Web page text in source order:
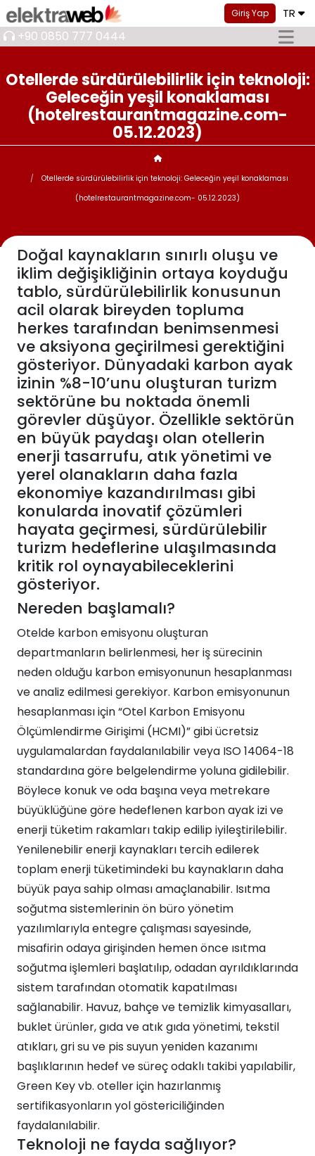
Giriş Yap TR
+90 0850 777 0444
Otellerde sürdürülebilirlik için teknoloji:
Geleceğin yeşil konaklaması
(hotelrestaurantmagazine.com-
05.12.2023)
Otellerde sürdürülebilirlik için teknoloji: Geleceğin yeşil konaklaması
(hotelrestaurantmagazine.com- 05.12.2023)
Doğal kaynakların sınırlı oluşu ve
iklim değişikliğinin ortaya koyduğu
tablo, sürdürülebilirlik konusunun
acil olarak bireyden topluma
herkes tarafından benimsenmesi
ve aksiyona geçirilmesi gerektiğini
gösteriyor. Dünyadaki karbon ayak
izinin %8-10’unu oluşturan turizm
sektörüne bu noktada önemli
görevler düşüyor. Özellikle sektörün
en büyük paydaşı olan otellerin
enerji tasarrufu, atık yönetimi ve
yerel olanakların daha fazla
ekonomiye kazandırılması gibi
konularda inovatif çözümleri
hayata geçirmesi, sürdürülebilir
turizm hedeflerine ulaşılmasında
kritik rol oynayabileceklerini
gösteriyor.
Nereden başlamalı?
Otelde karbon emisyonu oluşturan
departmanların belirlenmesi, her iş sürecinin
neden olduğu karbon emisyonunun hesaplanması
ve analiz edilmesi gerekiyor. Karbon emisyonunun
hesaplanması için “Otel Karbon Emisyonu
Ölçümlendirme Girişimi (HCMI)” gibi ücretsiz
uygulamalardan faydalanılabilir veya ISO 14064-18
standardına göre belgelendirme yoluna gidilebilir.
Böylece konuk ve oda başına veya metrekare
büyüklüğüne göre hedeflenen karbon ayak izi ve
enerji tüketim rakamları takip edilip iyileştirilebilir.
Yenilenebilir enerji kaynakları tercih edilerek
toplam enerji tüketimindeki bu kaynakların daha
büyük paya sahip olması amaçlanabilir. Isıtma
soğutma sistemlerinin ön büro yönetim
yazılımlarıyla entegre çalışması sayesinde,
misafirin odaya girişinden hemen önce ısıtma
soğutma işlemleri başlatılıp, odadan ayrıldıklarında
sistem tarafından otomatik kapatılması
sağlanabilir. Havuz, bahçe ve temizlik kimyasalları,
buklet ürünler, gıda ve atık gıda yönetimi, tekstil
atıkları, gri su ve pis suyun yeniden kazanımı
başlıklarının hedef ve süreç odaklı takibi yapılabilir,
Green Key vb. oteller için hazırlanmış
sertifikasyonların yol göstericiliğinden
faydalanılabilir.
Teknoloji ne fayda sağlıyor?